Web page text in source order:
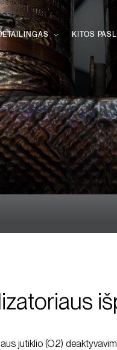
KITOS
jutiklio (O2)